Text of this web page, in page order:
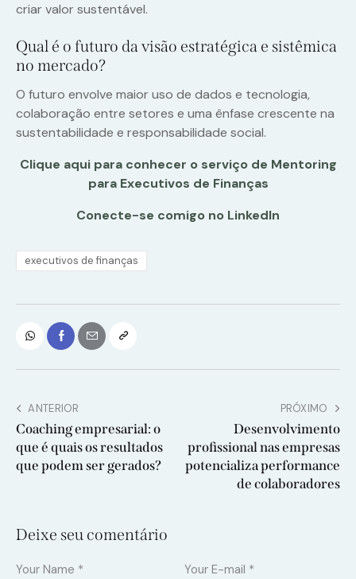
criar valor sustentável.
Qual é o futuro da visão estratégica e sistêmica
no mercado?
O futuro envolve maior uso de dados e tecnologia,
colaboração entre setores e uma ênfase crescente na
sustentabilidade e responsabilidade social.
Clique aqui para conhecer o serviço de Mentoring
para Executivos de Finanças
Conecte-se comigo no LinkedIn
executivos de finanças
ANTERIOR
Coaching empresarial: o
que é quais os resultados
que podem ser gerados?
PRÓXIMO
Desenvolvimento
profissional nas empresas
potencializa performance
de colaboradores
Deixe seu comentário